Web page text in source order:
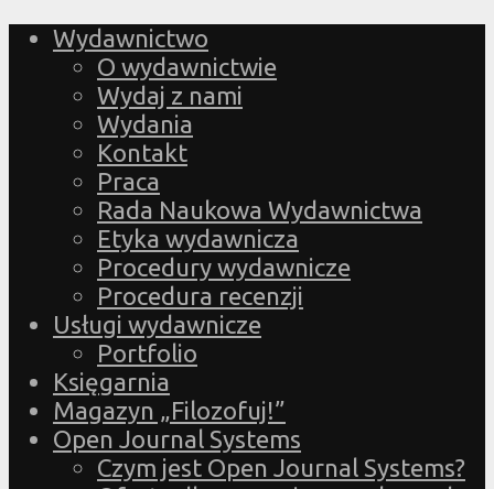
Wydawnictwo
O wydawnictwie
Wydaj z nami
Wydania
Kontakt
Praca
Rada Naukowa Wydawnictwa
Etyka wydawnicza
Procedury wydawnicze
Procedura recenzji
Usługi wydawnicze
Portfolio
Księgarnia
Magazyn „Filozofuj!”
Open Journal Systems
Czym jest Open Journal Systems?